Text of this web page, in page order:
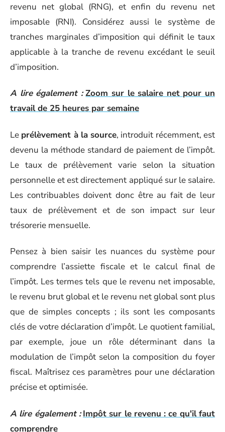
revenu net global (RNG), et enfin du revenu net
imposable (RNI). Considérez aussi le système de
tranches marginales d’imposition qui définit le taux
applicable à la tranche de revenu excédant le seuil
d’imposition.
A lire également : Zoom sur le salaire net pour un
travail de 25 heures par semaine
Le prélèvement à la source, introduit récemment, est
devenu la méthode standard de paiement de l’impôt.
Le taux de prélèvement varie selon la situation
personnelle et est directement appliqué sur le salaire.
Les contribuables doivent donc être au fait de leur
taux de prélèvement et de son impact sur leur
trésorerie mensuelle.
Pensez à bien saisir les nuances du système pour
comprendre l’assiette fiscale et le calcul final de
l’impôt. Les termes tels que le revenu net imposable,
le revenu brut global et le revenu net global sont plus
que de simples concepts ; ils sont les composants
clés de votre déclaration d’impôt. Le quotient familial,
par exemple, joue un rôle déterminant dans la
modulation de l’impôt selon la composition du foyer
fiscal. Maîtrisez ces paramètres pour une déclaration
précise et optimisée.
A lire également : Impôt sur le revenu : ce qu'il faut
comprendre